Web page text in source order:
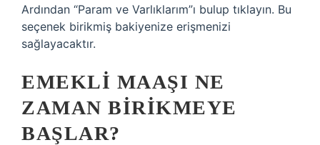
Ardından “Param ve Varlıklarım”ı bulup tıklayın. Bu
seçenek birikmiş bakiyenize erişmenizi
sağlayacaktır.
EMEKLI MAAŞI NE
ZAMAN BIRIKMEYE
BAŞLAR?